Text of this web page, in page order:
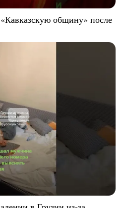
общину» после